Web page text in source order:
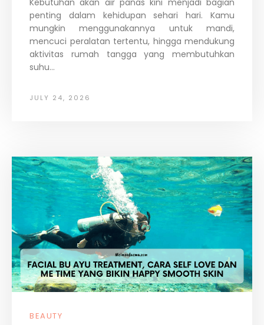
Kebutuhan akan air panas kini menjadi bagian
penting dalam kehidupan sehari hari. Kamu
mungkin menggunakannya untuk mandi,
mencuci peralatan tertentu, hingga mendukung
aktivitas rumah tangga yang membutuhkan
suhu...
JULY 24, 2026
BEAUTY